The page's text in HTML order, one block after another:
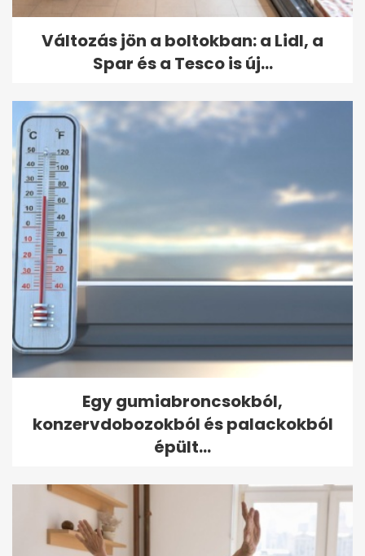
Változás jön a boltokban: a Lidl, a
Spar és a Tesco is új...
Egy gumiabroncsokból,
konzervdobozokból és palackokból
épült...